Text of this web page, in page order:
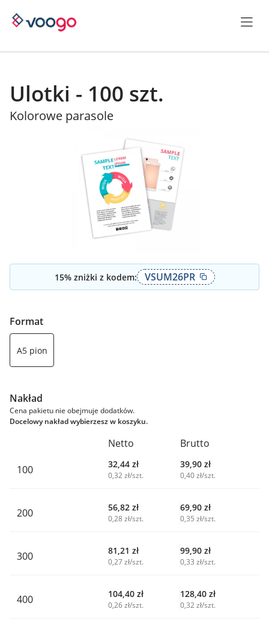
Ulotki - 100 szt.
Kolorowe parasole
15% zniżki z kodem: VSUM26PR
Format
A5 pion
Nakład
Cena pakietu nie obejmuje dodatków.
Docelowy nakład wybierzesz w koszyku.
Netto
Brutto
100
32,44 zł
0,32 zł/szt.
39,90 zł
0,40 zł/szt.
200 56,82 zł
0,28 zł/szt.
69,90 zł
0,35 zł/szt.
300 81,21 zł
0,27 zł/szt.
99,90 zł
0,33 zł/szt.
400 104,40 zł
0,26 zł/szt.
128,40 zł
0,32 zł/szt.